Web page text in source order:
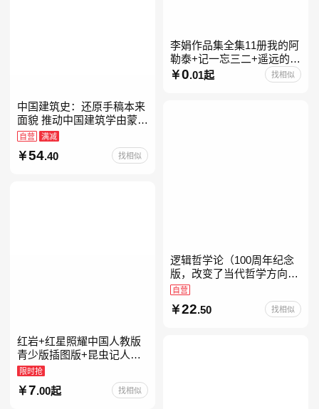
李娟作品集全集11册我的阿
勒泰+记一忘三二+遥远的向
日葵地+冬牧场+阿勒泰的角
落+羊道三部曲+走夜路请放
0.01起 找相似
中国建筑史：还原手稿本来
面貌 推动中国建筑学由蒙昧
进入现代学科的奠基之作
自营 满减
54.40 找相似
逻辑哲学论（100周年纪念
版，改变了当代哲学方向的
一本重要著作）
自营
22.50 找相似
红岩+红星照耀中国人教版
青少版插图版+昆虫记人教
版正版原著完整版红星为什
么照耀中国八年级上册的课
外书初二课外阅读书籍人教
限时抢
7.00起 找相似